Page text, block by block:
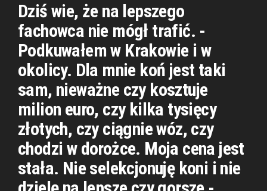
Dziś wie, że na lepszego
fachowca nie mógł trafić. -
Podkuwałem w Krakowie i w
okolicy. Dla mnie koń jest taki
sam, nieważne czy kosztuje
milion euro, czy kilka tysięcy
złotych, czy ciągnie wóz, czy
chodzi w dorożce. Moja cena jest
stała. Nie selekcjonuję koni i nie